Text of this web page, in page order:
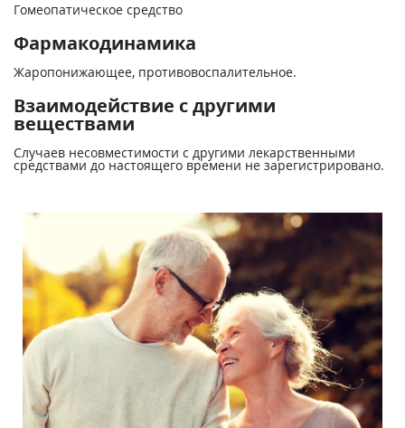
Гомеопатическое средство
Фармакодинамика
Жаропонижающее, противовоспалительное.
Взаимодействие с другими
веществами
Случаев несовместимости с другими лекарственными
средствами до настоящего времени не зарегистрировано.